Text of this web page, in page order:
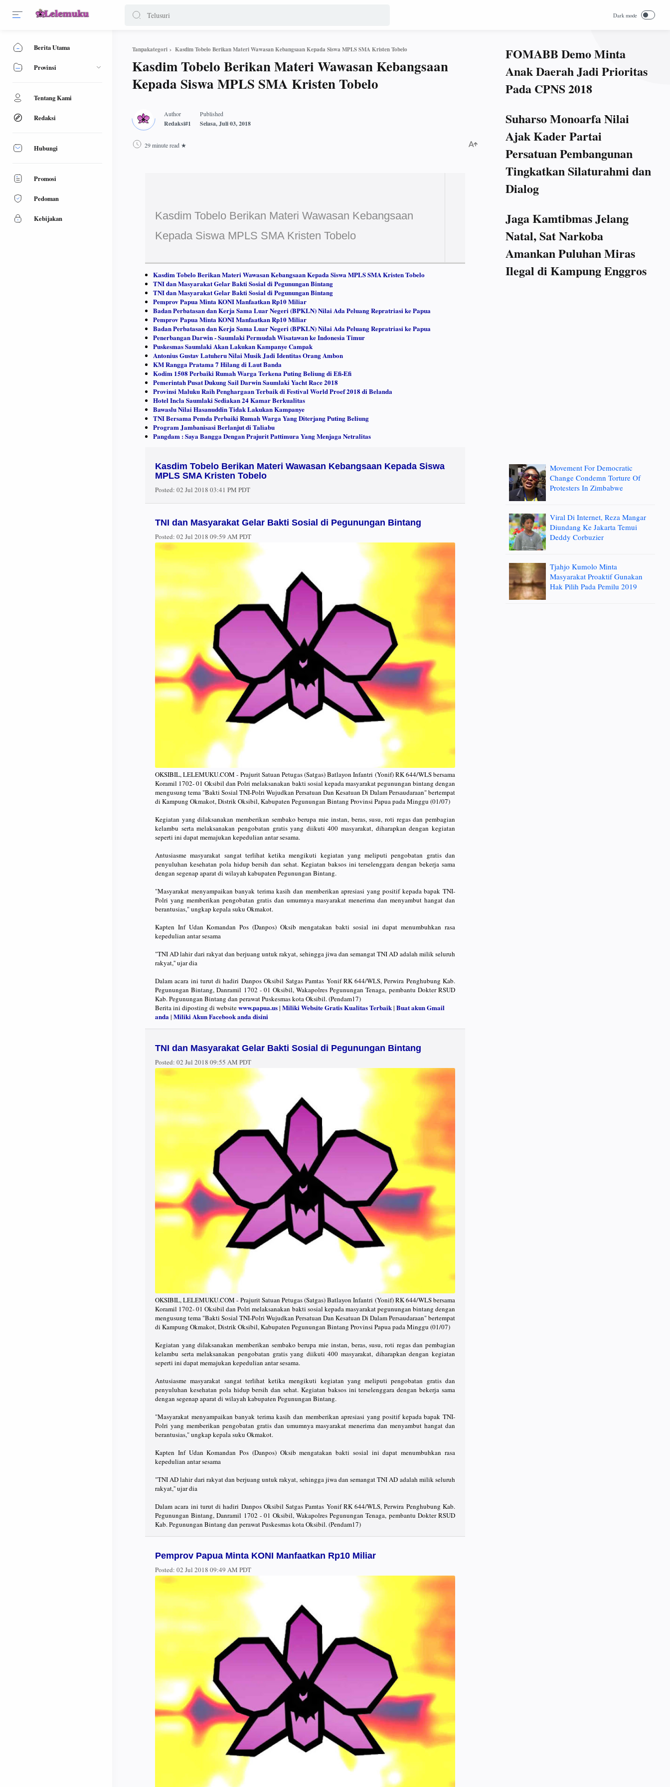
Tanpakategori Kasdim Tobelo Berikan Materi Wawasan Kebangsaan Kepada Siswa MPLS SMA Kristen Tobelo
Kasdim Tobelo Berikan Materi Wawasan Kebangsaan
Kepada Siswa MPLS SMA Kristen Tobelo
29 minute read
Kasdim Tobelo Berikan Materi Wawasan Kebangsaan
Kepada Siswa MPLS SMA Kristen Tobelo
Kasdim Tobelo Berikan Materi Wawasan Kebangsaan Kepada Siswa MPLS SMA Kristen Tobelo
TNI dan Masyarakat Gelar Bakti Sosial di Pegunungan Bintang
TNI dan Masyarakat Gelar Bakti Sosial di Pegunungan Bintang
Pemprov Papua Minta KONI Manfaatkan Rp10 Miliar
Badan Perbatasan dan Kerja Sama Luar Negeri (BPKLN) Nilai Ada Peluang Repratriasi ke Papua
Pemprov Papua Minta KONI Manfaatkan Rp10 Miliar
Badan Perbatasan dan Kerja Sama Luar Negeri (BPKLN) Nilai Ada Peluang Repratriasi ke Papua
Penerbangan Darwin - Saumlaki Permudah Wisatawan ke Indonesia Timur
Puskesmas Saumlaki Akan Lakukan Kampanye Campak
Antonius Gustav Latuheru Nilai Musik Jadi Identitas Orang Ambon
KM Rangga Pratama 7 Hilang di Laut Banda
Kodim 1508 Perbaiki Rumah Warga Terkena Puting Beliung di Efi-Efi
Pemerintah Pusat Dukung Sail Darwin Saumlaki Yacht Race 2018
Provinsi Maluku Raih Penghargaan Terbaik di Festival World Proef 2018 di Belanda
Hotel Incla Saumlaki Sediakan 24 Kamar Berkualitas
Bawaslu Nilai Hasanuddin Tidak Lakukan Kampanye
TNI Bersama Pemda Perbaiki Rumah Warga Yang Diterjang Puting Beliung
Program Jambanisasi Berlanjut di Taliabu
Pangdam : Saya Bangga Dengan Prajurit Pattimura Yang Menjaga Netralitas
Kasdim Tobelo Berikan Materi Wawasan Kebangsaan Kepada Siswa
MPLS SMA Kristen Tobelo
Posted: 02 Jul 2018 03:41 PM PDT
TNI dan Masyarakat Gelar Bakti Sosial di Pegunungan Bintang
Posted: 02 Jul 2018 09:59 AM PDT
OKSIBIL, LELEMUKU.COM - Prajurit Satuan Petugas (Satgas) Batlayon Infantri (Yonif) RK 644/WLS bersama
Koramil 1702- 01 Oksibil dan Polri melaksanakan bakti sosial kepada masyarakat pegunungan bintang dengan
mengusung tema "Bakti Sosial TNI-Polri Wujudkan Persatuan Dan Kesatuan Di Dalam Persaudaraan" bertempat
di Kampung Okmakot, Distrik Oksibil, Kabupaten Pegunungan Bintang Provinsi Papua pada Minggu (01/07)
Kegiatan yang dilaksanakan memberikan sembako berupa mie instan, beras, susu, roti regas dan pembagian
kelambu serta melaksanakan pengobatan gratis yang diikuti 400 masyarakat, diharapkan dengan kegiatan
seperti ini dapat memajukan kepedulian antar sesama.
Antusiasme masyarakat sangat terlihat ketika mengikuti kegiatan yang meliputi pengobatan gratis dan
penyuluhan kesehatan pola hidup bersih dan sehat. Kegiatan baksos ini terselenggara dengan bekerja sama
dengan segenap aparat di wilayah kabupaten Pegunungan Bintang.
"Masyarakat menyampaikan banyak terima kasih dan memberikan apresiasi yang positif kepada bapak TNI-
Polri yang memberikan pengobatan gratis dan umumnya masyarakat menerima dan menyambut hangat dan
berantusias," ungkap kepala suku Okmakot.
Kapten Inf Udan Komandan Pos (Danpos) Oksib mengatakan bakti sosial ini dapat menumbuhkan rasa
kepedulian antar sesama
"TNI AD lahir dari rakyat dan berjuang untuk rakyat, sehingga jiwa dan semangat TNI AD adalah milik seluruh
rakyat,'' ujar dia
Dalam acara ini turut di hadiri Danpos Oksibil Satgas Pamtas Yonif RK 644/WLS, Perwira Penghubung Kab.
Pegunungan Bintang, Danramil 1702 - 01 Oksibil, Wakapolres Pegunungan Tenaga, pembantu Dokter RSUD
Kab. Pegunungan Bintang dan perawat Puskesmas kota Oksibil. (Pendam17)
Berita ini diposting di websitewww.papua.us| Miliki Website Gratis Kualitas Terbaik| Buat akun Gmail
anda| Miliki Akun Facebook anda disini
TNI dan Masyarakat Gelar Bakti Sosial di Pegunungan Bintang
Posted: 02 Jul 2018 09:55 AM PDT
OKSIBIL, LELEMUKU.COM - Prajurit Satuan Petugas (Satgas) Batlayon Infantri (Yonif) RK 644/WLS bersama
Koramil 1702- 01 Oksibil dan Polri melaksanakan bakti sosial kepada masyarakat pegunungan bintang dengan
mengusung tema "Bakti Sosial TNI-Polri Wujudkan Persatuan Dan Kesatuan Di Dalam Persaudaraan" bertempat
di Kampung Okmakot, Distrik Oksibil, Kabupaten Pegunungan Bintang Provinsi Papua pada Minggu (01/07)
Kegiatan yang dilaksanakan memberikan sembako berupa mie instan, beras, susu, roti regas dan pembagian
kelambu serta melaksanakan pengobatan gratis yang diikuti 400 masyarakat, diharapkan dengan kegiatan
seperti ini dapat memajukan kepedulian antar sesama.
Antusiasme masyarakat sangat terlihat ketika mengikuti kegiatan yang meliputi pengobatan gratis dan
penyuluhan kesehatan pola hidup bersih dan sehat. Kegiatan baksos ini terselenggara dengan bekerja sama
dengan segenap aparat di wilayah kabupaten Pegunungan Bintang.
"Masyarakat menyampaikan banyak terima kasih dan memberikan apresiasi yang positif kepada bapak TNI-
Polri yang memberikan pengobatan gratis dan umumnya masyarakat menerima dan menyambut hangat dan
berantusias," ungkap kepala suku Okmakot.
Kapten Inf Udan Komandan Pos (Danpos) Oksib mengatakan bakti sosial ini dapat menumbuhkan rasa
kepedulian antar sesama
"TNI AD lahir dari rakyat dan berjuang untuk rakyat, sehingga jiwa dan semangat TNI AD adalah milik seluruh
rakyat,'' ujar dia
Dalam acara ini turut di hadiri Danpos Oksibil Satgas Pamtas Yonif RK 644/WLS, Perwira Penghubung Kab.
Pegunungan Bintang, Danramil 1702 - 01 Oksibil, Wakapolres Pegunungan Tenaga, pembantu Dokter RSUD
Kab. Pegunungan Bintang dan perawat Puskesmas kota Oksibil. (Pendam17)
Pemprov Papua Minta KONI Manfaatkan Rp10 Miliar
Posted: 02 Jul 2018 09:49 AM PDT
FOMABB Demo Minta
Anak Daerah Jadi Prioritas
Pada CPNS 2018
Suharso Monoarfa Nilai
Ajak Kader Partai
Persatuan Pembangunan
Tingkatkan Silaturahmi dan
Dialog
Jaga Kamtibmas Jelang
Natal, Sat Narkoba
Amankan Puluhan Miras
Ilegal di Kampung Enggros
Movement For Democratic
Change Condemn Torture Of
Protesters In Zimbabwe
Viral Di Internet, Reza Mangar
Diundang Ke Jakarta Temui
Deddy Corbuzier
Tjahjo Kumolo Minta
Masyarakat Proaktif Gunakan
Hak Pilih Pada Pemilu 2019
Berita Utama
Provinsi
Tentang Kami
Redaksi
Hubungi
Promosi
Pedoman
Kebijakan